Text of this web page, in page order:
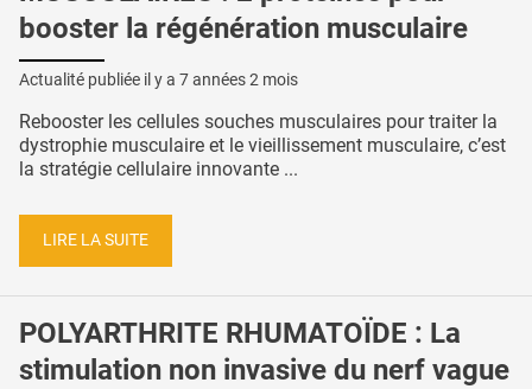
booster la régénération musculaire
Actualité publiée il y a 7 années 2 mois
Rebooster les cellules souches musculaires pour traiter la
dystrophie musculaire et le vieillissement musculaire, c’est
la stratégie cellulaire innovante ...
LIRE LA SUITE
POLYARTHRITE RHUMATOÏDE : La
stimulation non invasive du nerf vague